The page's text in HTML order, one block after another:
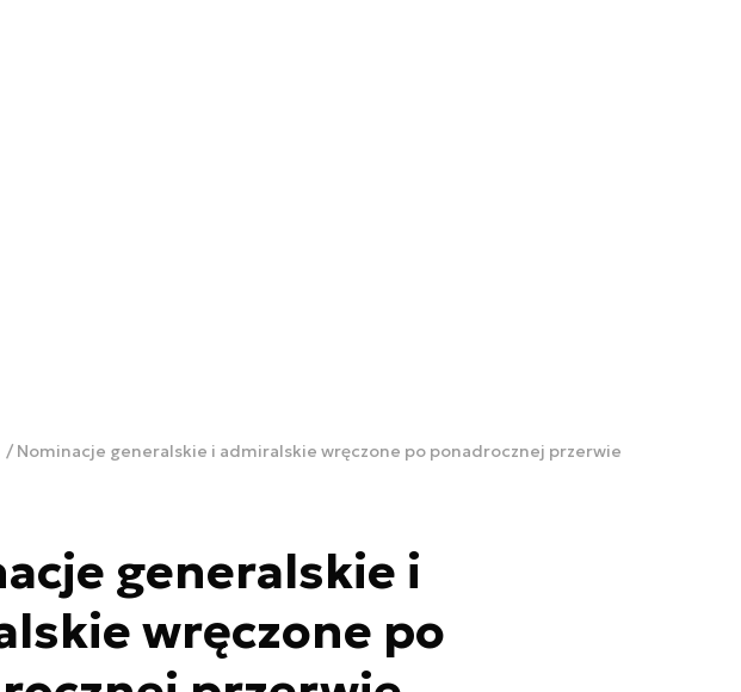
Nominacje generalskie i admiralskie wręczone po ponadrocznej przerwie
generalskie i
wręczone po